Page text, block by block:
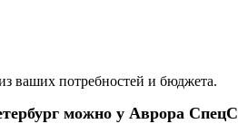
ваших потребностей и бюджета.
можно у Аврора